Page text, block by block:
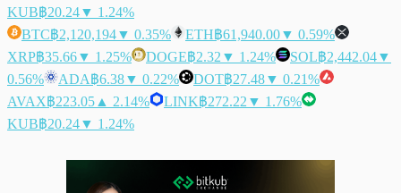
KUB฿20.24▼ 1.24%
BTC฿2,120,194▼ 0.35% ETH฿61,940.00▼ 0.59%
XRP฿35.66▼ 1.25% DOGE฿2.32 ▼ 1.24% SOL฿2,442.04▼
0.56%
ADA฿6.38▼ 0.22% DOT฿27.48▼ 0.21%
AVAX฿223.05 ▲ 2.14% LINK฿272.22 ▼ 1.76%
KUB฿20.24▼ 1.24%